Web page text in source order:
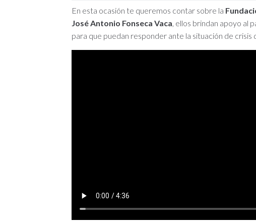
En esta ocasión te queremos contar sobre la
José Antonio Fonseca Vaca , ellos brindan apoyo al
para que puedan responder ante la situación de crisis